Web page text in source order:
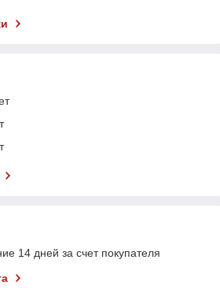
14 дней за счет покупателя